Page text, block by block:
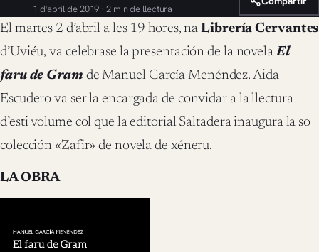
1 d'abril de 2019 · 2 min de llectura
El martes 2 d’abril a les 19 hores, naLibrería Cervantes
d’Uviéu, va celebrase la presentación de la novelaEl
faru de Gramde Manuel García Menéndez. Aida
Escudero va ser la encargada de convidar a la llectura
d’esti volume col que la editorial Saltadera inaugura la so
colección «Zafir» de novela de xéneru.
LA OBRA